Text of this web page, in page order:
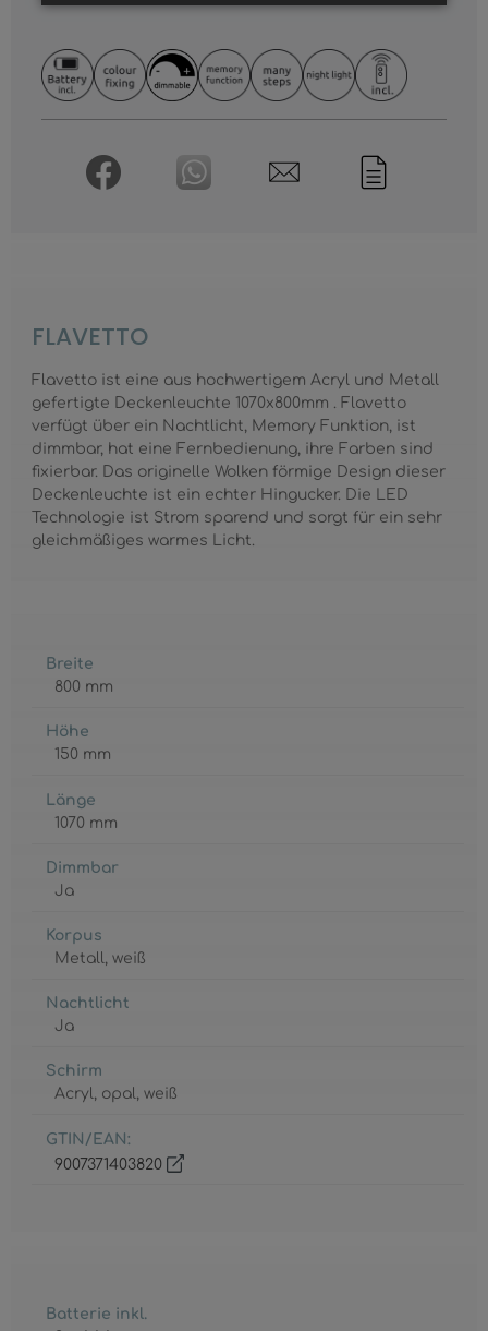
FLAVETTO
Flavetto ist eine aus hochwertigem Acryl und Metall
gefertigte Deckenleuchte 1070x800mm . Flavetto
verfügt über ein Nachtlicht, Memory Funktion, ist
dimmbar, hat eine Fernbedienung, ihre Farben sind
fixierbar. Das originelle Wolken förmige Design dieser
Deckenleuchte ist ein echter Hingucker. Die LED
Technologie ist Strom sparend und sorgt für ein sehr
gleichmäßiges warmes Licht.
Breite
800 mm
Höhe
150 mm
Länge
1070 mm
Dimmbar
Ja
Korpus
Metall, weiß
Nachtlicht
Ja
Schirm
Acryl, opal, weiß
GTIN/EAN:
9007371403820
Batterie inkl.